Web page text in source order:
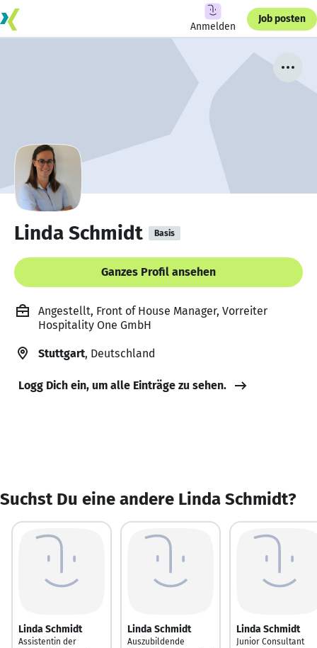
Anmelden
Job posten
Linda Schmidt Basis
Ganzes Profil ansehen
Angestellt, Front of House Manager, Vorreiter
Hospitality One GmbH
Stuttgart, Deutschland
Logg Dich ein, um alle Einträge zu sehen.
Suchst Du eine andere Linda Schmidt?
Linda Schmidt
Assistentin der
Linda Schmidt
Auszubildende
Linda Schmidt
Junior Consultant